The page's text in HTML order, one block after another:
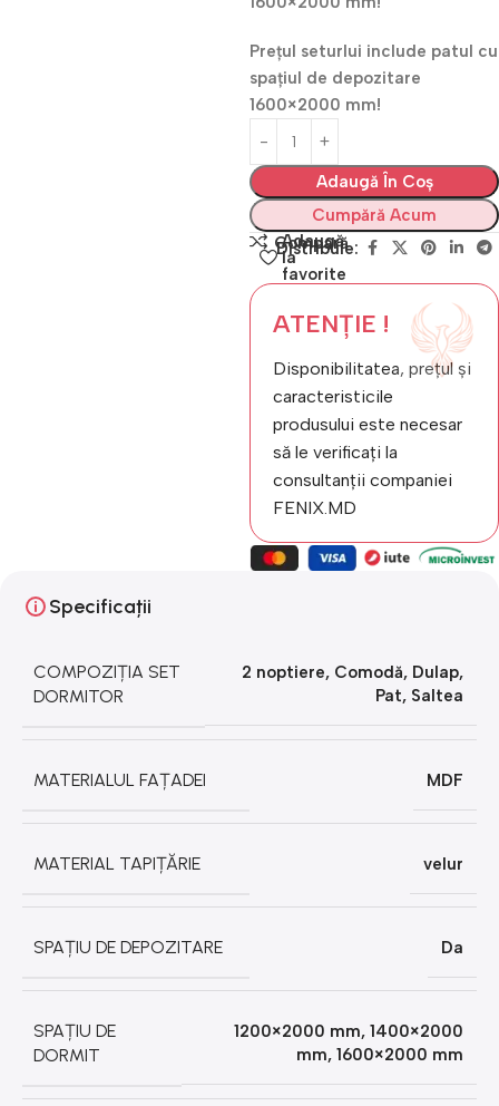
Prețul seturlui include patul cu
spațiul de depozitare
1600×2000 mm!
Adaugă În Coș
Cumpără Acum
Compară
Adaugă
la
favorite
Distribuie:
ATENȚIE !
Disponibilitatea, prețul și
caracteristicile
produsului este necesar
să le verificați la
consultanții companiei
FENIX.MD
Specificații
COMPOZIȚIA SET
DORMITOR
2 noptiere, Comodă, Dulap,
Pat, Saltea
MATERIALUL FAȚADEI MDF
MATERIAL TAPIȚĂRIE velur
SPAȚIU DE DEPOZITARE Da
SPAȚIU DE
DORMIT
1200×2000 mm, 1400×2000
mm, 1600×2000 mm